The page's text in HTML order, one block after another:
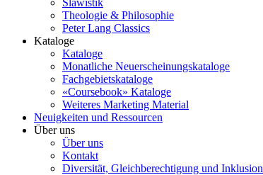
Slawistik
Theologie & Philosophie
Peter Lang Classics
Kataloge
Kataloge
Monatliche Neuerscheinungskataloge
Fachgebietskataloge
«Coursebook» Kataloge
Weiteres Marketing Material
Neuigkeiten und Ressourcen
Über uns
Über uns
Kontakt
Diversität, Gleichberechtigung und Inklusion